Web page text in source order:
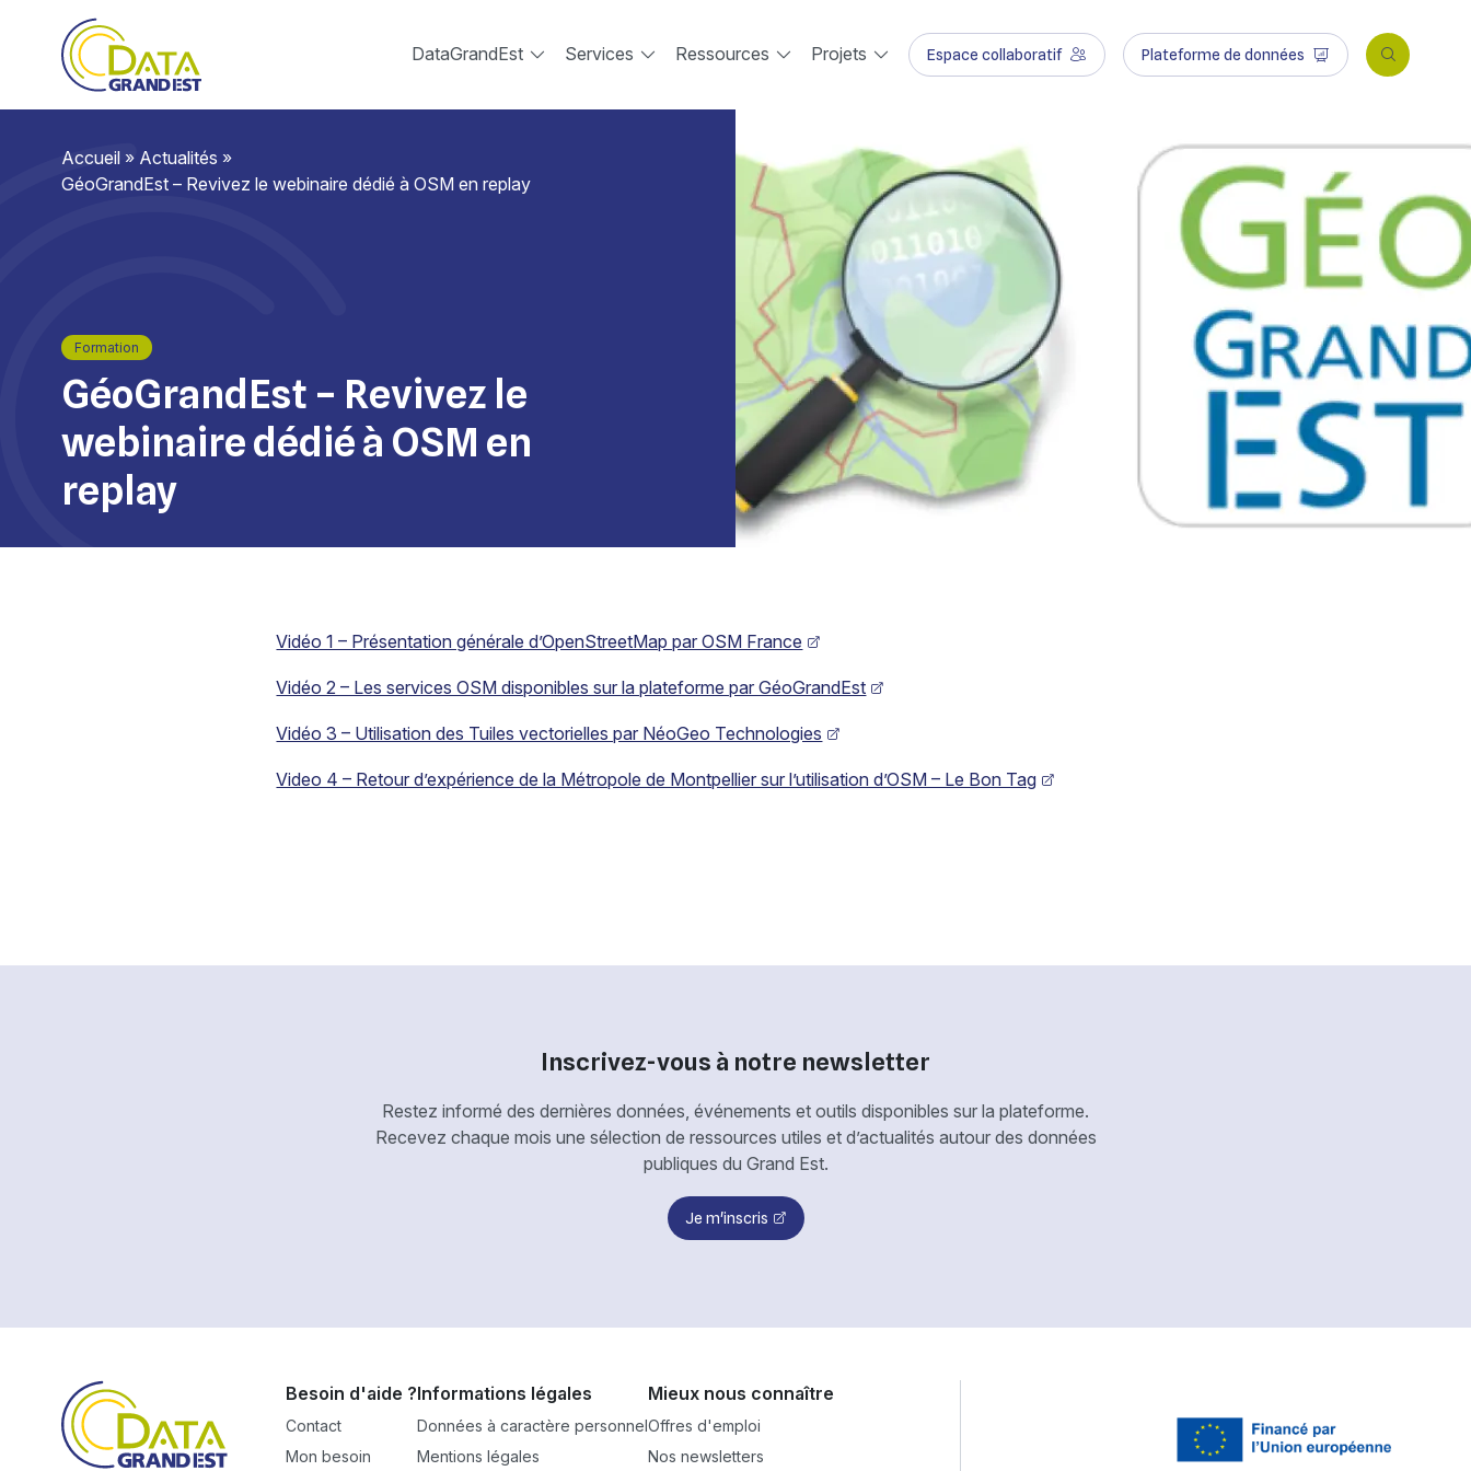
DataGrandEst Services Ressources Projets Espace collaboratif Plateforme de données
Accueil » Actualités »
GéoGrandEst – Revivez le webinaire dédié à OSM en replay
Formation
GéoGrandEst – Revivez le
webinaire dédié à OSM en
replay
Vidéo 1 – Présentation générale d’OpenStreetMap par OSM France
Vidéo 2 – Les services OSM disponibles sur la plateforme par GéoGrandEst
Vidéo 3 – Utilisation des Tuiles vectorielles par NéoGeo Technologies
Video 4 – Retour d’expérience de la Métropole de Montpellier sur l’utilisation d’OSM – Le Bon Tag
Inscrivez-vous à notre newsletter
Restez informé des dernières données, événements et outils disponibles sur la plateforme.
Recevez chaque mois une sélection de ressources utiles et d’actualités autour des données
publiques du Grand Est.
Je m'inscris
Besoin d'aide ?
Contact
Mon besoin
Informations légales
Données à caractère personnel
Mentions légales
Mieux nous connaître
Offres d'emploi
Nos newsletters